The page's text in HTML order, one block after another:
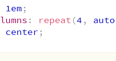
1em ;
: repeat (4 , auto
center ;